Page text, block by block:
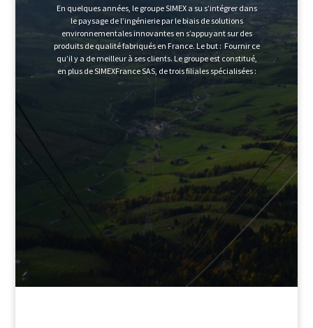
En quelques années, le groupe SIMEX a su s’intégrer dans
le paysage de l’ingénierie par le biais de solutions
environnementales innovantes en s’appuyant sur des
produits de qualité fabriqués en France. Le but : Fournir ce
qu’il y a de meilleur à ses clients. Le groupe est constitué,
en plus de SIMEXFrance SAS, de trois filiales spécialisées :